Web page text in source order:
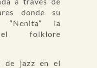
donde su
“Nenita” la
folklore
de jazz en el